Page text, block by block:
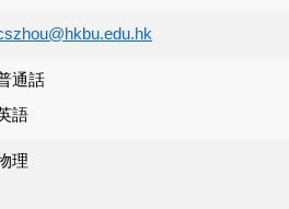
通話
語
理